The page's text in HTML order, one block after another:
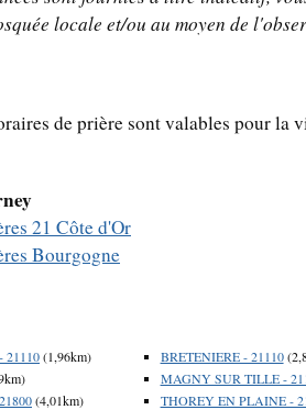
locale et/ou au moyen de
de prière sont valables pour la
21 Côte d'Or
Bourgogne
21110(1,96km)
(4,01km)
BRETENIERE - 21110
MAGNY SUR TILLE -
THOREY EN PLAINE -